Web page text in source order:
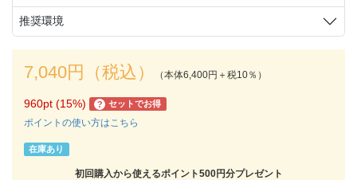
推奨環境
7,040円（税込） （本体6,400円＋税10％）
960pt (15%) ? セットでお得
ポイントの使い方はこちら
在庫あり
初回購入から使えるポイント500円分プレゼント